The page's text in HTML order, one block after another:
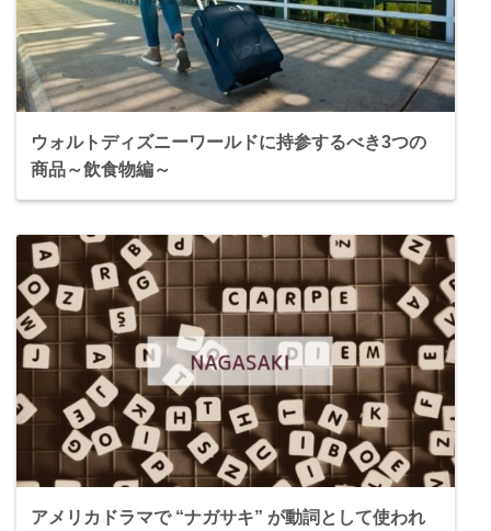
ウォルトディズニーワールドに持参するべき3つの
商品～飲食物編～
アメリカドラマで “ナガサキ” が動詞として使われ